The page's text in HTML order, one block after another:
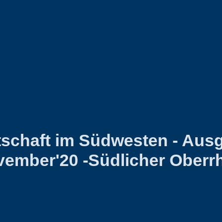
im Südwesten -
-Südlicher